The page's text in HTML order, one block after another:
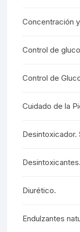
Concentración
Control de
Control de
Cuidado de la
Desintoxicador.
Desintoxicantes.
Diurético.
Endulzantes